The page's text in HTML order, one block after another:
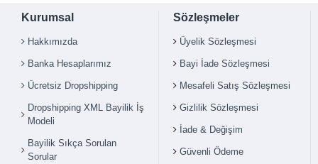
Kurumsal
Hakkımızda
Banka Hesaplarımız
Ücretsiz Dropshipping
Dropshipping XML Bayilik İş
Modeli
Bayilik Sıkça Sorulan
Sorular
Sözleşmeler
Üyelik Sözleşmesi
Bayi İade Sözleşmesi
Mesafeli Satış Sözleşmesi
Gizlilik Sözleşmesi
İade & Değişim
Güvenli Ödeme